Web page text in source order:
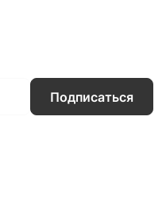
Подписаться